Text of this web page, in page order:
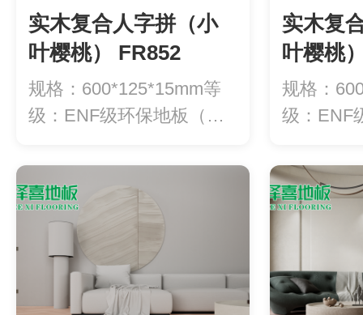
实木复合人字拼（小
叶樱桃） FR852
规格：600*125*15mm等
级：ENF级环保地板（甲
实木复
叶樱桃
规格：
级：ENF